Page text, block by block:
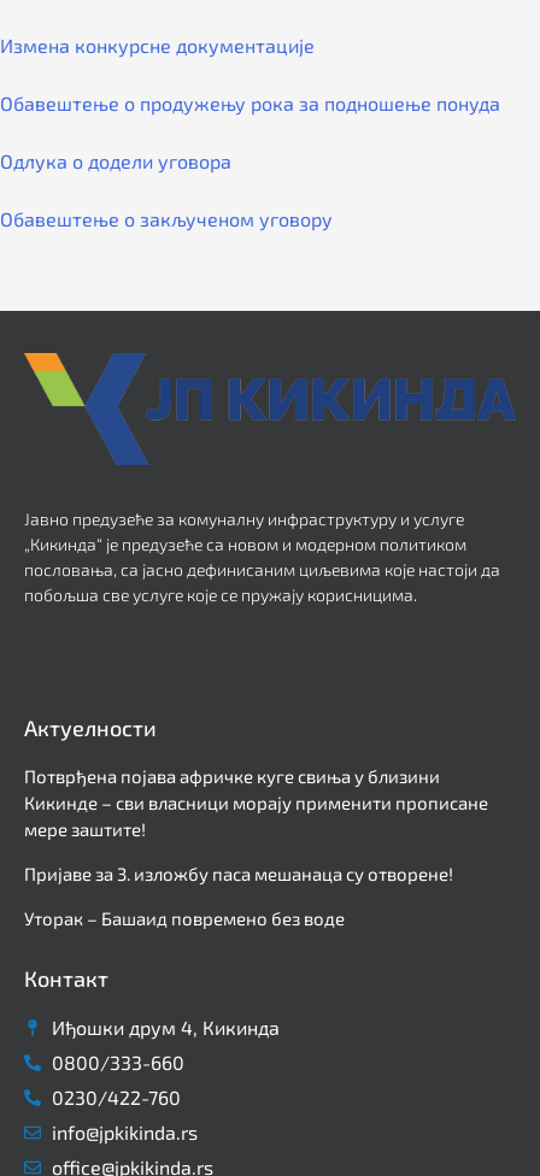
Измена конкурсне документације
Обавештење о продужењу рока за подношење понуда
Одлука о додели уговора
Обавештење о закљученом уговору
Јавно предузеће за комуналну инфраструктуру и услуге
„Кикинда“ је предузеће са новом и модерном политиком
пословања, са јасно дефинисаним циљевима које настоји да
побољша све услуге које се пружају корисницима.
Актуелности
Потврђена појава афричке куге свиња у близини
Кикинде – сви власници морају применити прописане
мере заштите!
Пријаве за 3. изложбу паса мешанаца су отворене!
Уторак – Башаид повремено без воде
Контакт
Иђошки друм 4, Кикинда
0800/333-660
0230/422-760
info@jpkikinda.rs
office@jpkikinda.rs